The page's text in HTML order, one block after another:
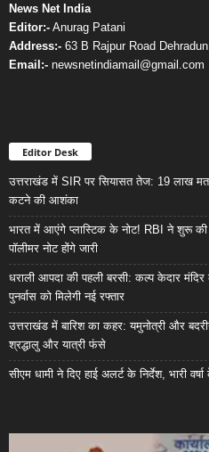
News Net India
Editor:- Anurag Patani
Address:- 63 B Rajpur Road
Email:- newsnetindiamail@gmail.com
Editor Desk
उत्तराखंड में SIR पर सियासत तेज: 19 लाख
कटने की आशंका
भारत में आएंगे प्लास्टिक के नोट! RBI ने शुरू
पॉलीमर नोट होंगे जारी
धराली आपदा की पहली बरसी: कल्प केदार मंदिर
पुनर्वास को मिलेगी नई रफ्तार
उत्तराखंड में बारिश का कहर: यमुनोत्री और
श्रद्धालु और यात्री फंसे
सीएम धामी ने दिए हाई अलर्ट के निर्देश, भारी